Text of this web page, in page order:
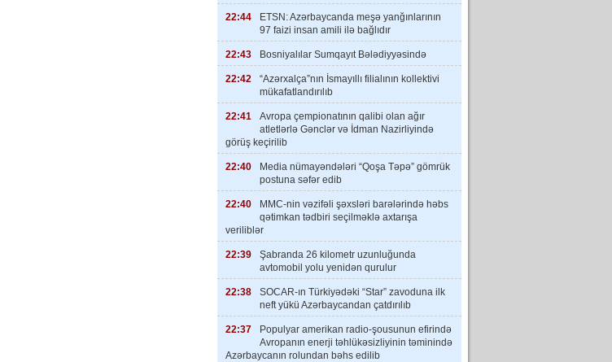
22:44
ETSN: Azərbaycanda meşə yanğınlarının
97 faizi insan amili ilə bağlıdır
22:43 Bosniyalılar Sumqayıt Bələdiyyəsində
22:42
“Azərxalça”nın İsmayıllı filialının kollektivi
mükafatlandırılıb
22:41
Avropa çempionatının qalibi olan ağır
atletlərlə Gənclər və İdman Nazirliyində
görüş keçirilib
22:40
Media nümayəndələri “Qoşa Təpə” gömrük
postuna səfər edib
22:40
MMC-nin vəzifəli şəxsləri barələrində həbs
qətimkan tədbiri seçilməklə axtarışa
veriliblər
22:39
Şabranda 26 kilometr uzunluğunda
avtomobil yolu yenidən qurulur
22:38
SOCAR-ın Türkiyədəki “Star” zavoduna ilk
neft yükü Azərbaycandan çatdırılıb
22:37
Populyar amerikan radio-şousunun efirində
Avropanın enerji təhlükəsizliyinin təminində
Azərbaycanın rolundan bəhs edilib